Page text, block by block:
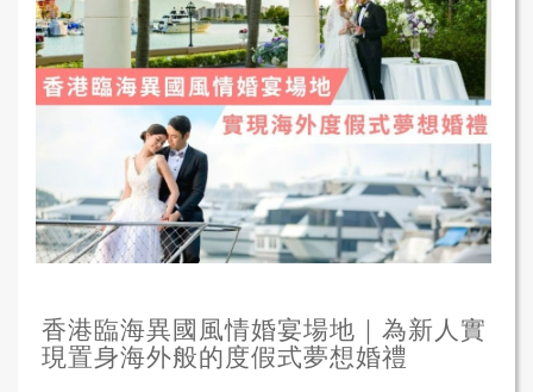
香港臨海異國風情婚宴場地｜為新人實
現置身海外般的度假式夢想婚禮